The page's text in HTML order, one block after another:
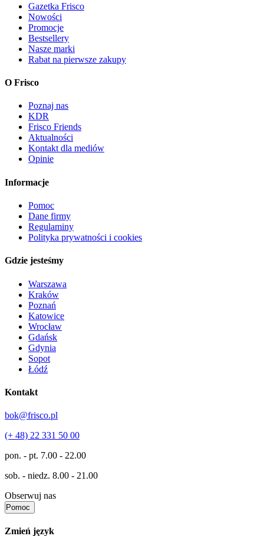
Gazetka Frisco
Nowości
Promocje
Bestsellery
Nasze marki
Rabat na pierwsze zakupy
O Frisco
Poznaj nas
KDR
Frisco Friends
Aktualności
Kontakt dla mediów
Opinie
Informacje
Pomoc
Dane firmy
Regulaminy
Polityka prywatności i cookies
Gdzie jesteśmy
Warszawa
Kraków
Poznań
Katowice
Wrocław
Gdańsk
Gdynia
Sopot
Łódź
Kontakt
bok@frisco.pl
(+ 48) 22 331 50 00
pon. - pt. 7.00 - 22.00
sob. - niedz. 8.00 - 21.00
Obserwuj nas
Pomoc
Zmień język